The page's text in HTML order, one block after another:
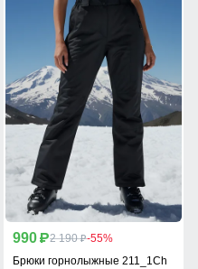
990 p2 190 p-55%
Брюки горнолыжные 211_1Ch